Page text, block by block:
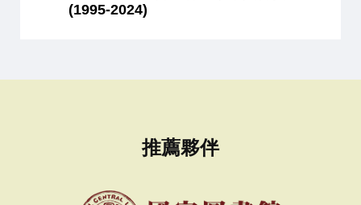
(1995-2024)
推薦夥伴